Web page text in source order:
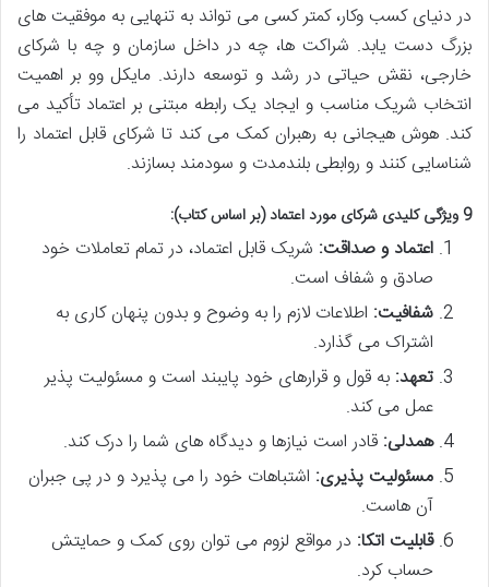
در دنیای کسب وکار، کمتر کسی می تواند به تنهایی به موفقیت های
بزرگ دست یابد. شراکت ها، چه در داخل سازمان و چه با شرکای
خارجی، نقش حیاتی در رشد و توسعه دارند. مایکل وو بر اهمیت
انتخاب شریک مناسب و ایجاد یک رابطه مبتنی بر اعتماد تأکید می
کند. هوش هیجانی به رهبران کمک می کند تا شرکای قابل اعتماد را
شناسایی کنند و روابطی بلندمدت و سودمند بسازند.
9 ویژگی کلیدی شرکای مورد اعتماد (بر اساس کتاب):
اعتماد و صداقت: شریک قابل اعتماد، در تمام تعاملات خود
صادق و شفاف است.
شفافیت: اطلاعات لازم را به وضوح و بدون پنهان کاری به
اشتراک می گذارد.
تعهد: به قول و قرارهای خود پایبند است و مسئولیت پذیر
عمل می کند.
همدلی: قادر است نیازها و دیدگاه های شما را درک کند.
مسئولیت پذیری: اشتباهات خود را می پذیرد و در پی جبران
آن هاست.
قابلیت اتکا: در مواقع لزوم می توان روی کمک و حمایتش
حساب کرد.